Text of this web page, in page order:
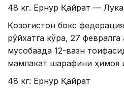
48 кг. Ернур Қайрат —
Қозоғистон бокс
рўйхатга кўра, 27
мусобақада 12-вазн
мамлакат шарафини ҳимоя
48 кг: Ернур Қайрат